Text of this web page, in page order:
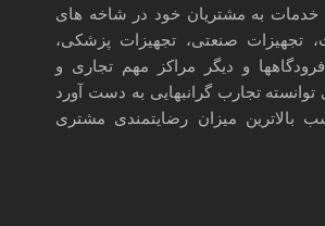
خدمات به مشتریان خود در شاخه های
تجهیزات صنعتی، تجهیزات پزشکی،
و دیگر مراکز مهم تجاری و
تجارب گرانبهایی به دست آورد
بالاترین میزان رضایتمندی مشتری